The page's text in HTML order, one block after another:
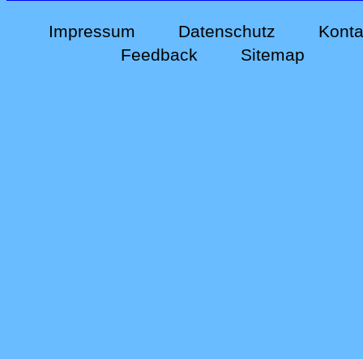
Impressum Datenschutz
Feedback
Sitemap